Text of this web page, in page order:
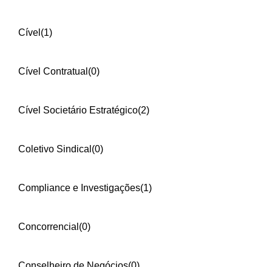
Cível (1)
Cível Contratual (0)
Cível Societário Estratégico(2)
Coletivo Sindical (0)
Compliance e Investigações(1)
Concorrencial (0)